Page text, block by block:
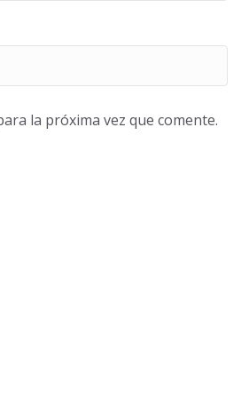
la próxima vez que comente.